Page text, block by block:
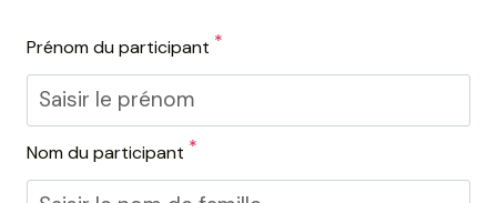
Prénom du participant *
Nom du participant *